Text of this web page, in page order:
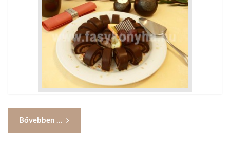
Bővebben ...